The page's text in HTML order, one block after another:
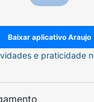
Baixar aplicativo Araujo
e praticidade